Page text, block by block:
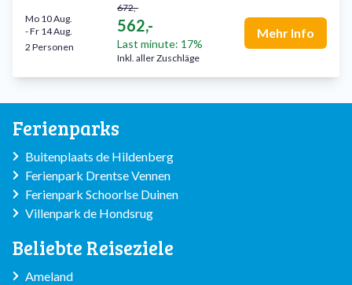
672,-
562,-
Last minute: 17%
Inkl. aller Zuschläge
Mo 10 Aug.
-Fr 14 Aug.
2 Personen
Mehr Info
Ferienparks
Buitenplaats de Hildenberg
Ferienpark Drentse Vennen
Ferienpark Schoorlse Duinen
Villenpark de Hondsrug
Beliebte Reiseziele
Ameland